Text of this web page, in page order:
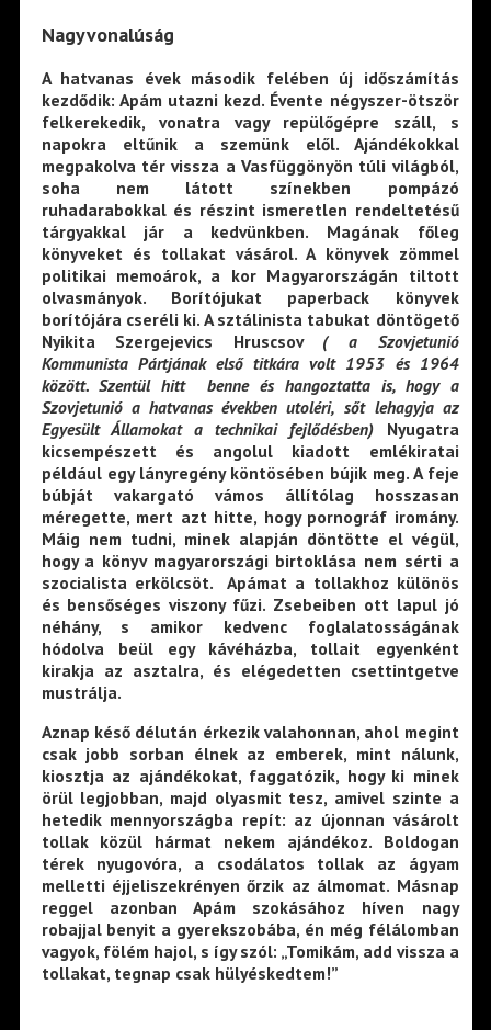
Nagyvonalúság
A hatvanas évek második felében új időszámítás
kezdődik: Apám utazni kezd. Évente négyszer-ötször
felkerekedik, vonatra vagy repülőgépre száll, s
napokra eltűnik a szemünk elől. Ajándékokkal
megpakolva tér vissza a Vasfüggönyön túli világból,
soha nem látott színekben pompázó
ruhadarabokkal és részint ismeretlen rendeltetésű
tárgyakkal jár a kedvünkben. Magának főleg
könyveket és tollakat vásárol. A könyvek zömmel
politikai memoárok, a kor Magyarországán tiltott
olvasmányok. Borítójukat paperback könyvek
borítójára cseréli ki. A sztálinista tabukat döntögető
Nyikita Szergejevics Hruscsov ( a Szovjetunió
Kommunista Pártjának első titkára volt 1953 és 1964
között. Szentül hitt benne és hangoztatta is, hogy a
Szovjetunió a hatvanas években utoléri, sőt lehagyja az
Egyesült Államokat a technikai fejlődésben) Nyugatra
kicsempészett és angolul kiadott emlékiratai
például egy lányregény köntösében bújik meg. A feje
búbját vakargató vámos állítólag hosszasan
méregette, mert azt hitte, hogy pornográf iromány.
Máig nem tudni, minek alapján döntötte el végül,
hogy a könyv magyarországi birtoklása nem sérti a
szocialista erkölcsöt. Apámat a tollakhoz különös
és bensőséges viszony fűzi. Zsebeiben ott lapul jó
néhány, s amikor kedvenc foglalatosságának
hódolva beül egy kávéházba, tollait egyenként
kirakja az asztalra, és elégedetten csettintgetve
mustrálja.
Aznap késő délután érkezik valahonnan, ahol megint
csak jobb sorban élnek az emberek, mint nálunk,
kiosztja az ajándékokat, faggatózik, hogy ki minek
örül legjobban, majd olyasmit tesz, amivel szinte a
hetedik mennyországba repít: az újonnan vásárolt
tollak közül hármat nekem ajándékoz. Boldogan
térek nyugovóra, a csodálatos tollak az ágyam
melletti éjjeliszekrényen őrzik az álmomat. Másnap
reggel azonban Apám szokásához híven nagy
robajjal benyit a gyerekszobába, én még félálomban
vagyok, fölém hajol, s így szól: „Tomikám, add vissza a
tollakat, tegnap csak hülyéskedtem!”